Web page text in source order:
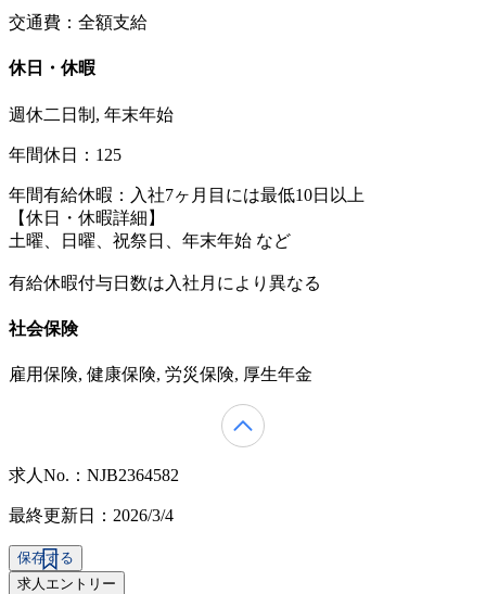
交通費：全額支給
休日・休暇
週休二日制, 年末年始
年間休日：125
年間有給休暇：入社7ヶ月目には最低10日以上
【休日・休暇詳細】
土曜、日曜、祝祭日、年末年始 など
有給休暇付与日数は入社月により異なる
社会保険
雇用保険, 健康保険, 労災保険, 厚生年金
求人No.：NJB2364582
最終更新日：2026/3/4
保存する
求人エントリー